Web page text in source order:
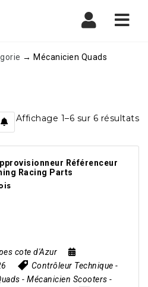
→ Mécanicien Quads
Affichage 1–6 sur 6 résultats
Référenceur
Racing Parts
cote d'Azur
Contrôleur Technique -
- Mécanicien Scooters -